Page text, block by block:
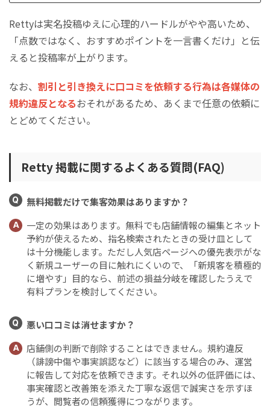
Rettyは実名投稿ゆえに心理的ハードルがやや高いため、
「点数ではなく、おすすめポイントを一言書くだけ」と伝
えると投稿率が上がります。
なお、 割引と引き換えに口コミを依頼する行為は各媒体の
規約違反となるおそれがあるため、あくまで任意の依頼に
とどめてください。
Retty 掲載に関するよくある質問(FAQ)
Q 無料掲載だけで集客効果はありますか？
A
一定の効果はあります。無料でも店舗情報の編集とネット
予約が使えるため、指名検索されたときの受け皿として
は十分機能します。ただし人気店ページへの優先表示がな
く新規ユーザーの目に触れにくいので、「新規客を積極的
に増やす」目的なら、前述の損益分岐を確認したうえで
有料プランを検討してください。
Q 悪い口コミは消せますか？
A
店舗側の判断で削除することはできません。規約違反
（誹謗中傷や事実誤認など）に該当する場合のみ、運営
に報告して対応を依頼できます。それ以外の低評価には、
事実確認と改善策を添えた丁寧な返信で誠実さを示すほ
うが、閲覧者の信頼獲得につながります。